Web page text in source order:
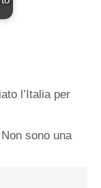
l’Italia per
sono una